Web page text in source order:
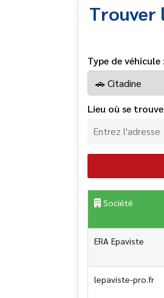
Trouver
Type de véhicule :
Lieu où se
Société
ERA Epaviste
lepaviste-pro.fr